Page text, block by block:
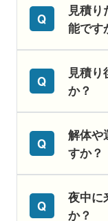
見積
能です
見積
か？
解体や
すか？
夜中に
か？